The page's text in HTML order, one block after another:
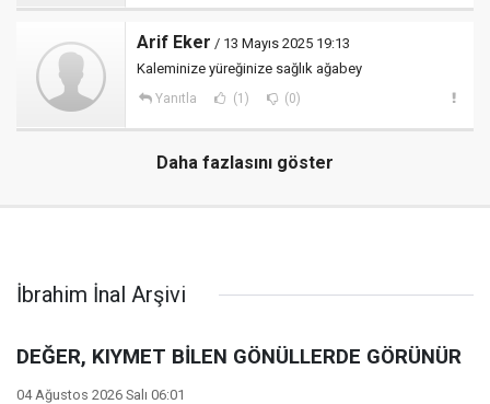
Arif Eker / 13 Mayıs 2025 19:13
Kaleminize yüreğinize sağlık ağabey
Yanıtla (1) (0)
Daha fazlasını göster
İbrahim İnal Arşivi
DEĞER, KIYMET BİLEN GÖNÜLLERDE GÖRÜNÜR
04 Ağustos 2026 Salı 06:01